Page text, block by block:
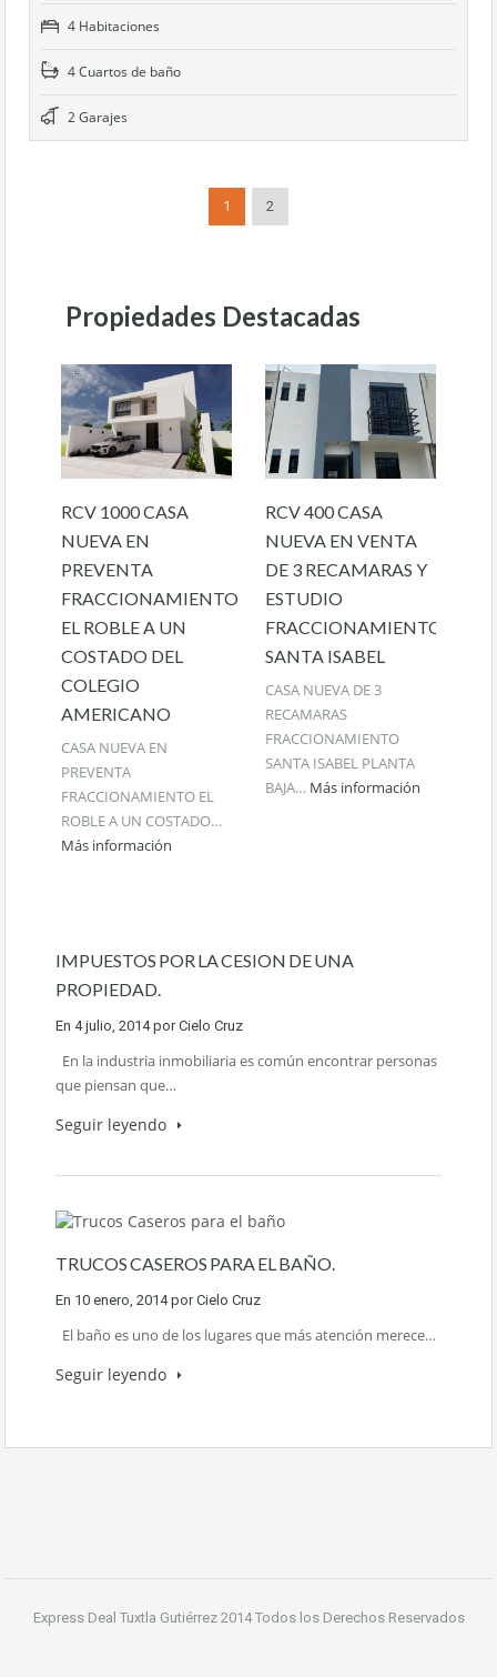
4 Habitaciones
4 Cuartos de baño
2 Garajes
1 2
Propiedades Destacadas
RCV 1000 CASA
NUEVA EN
PREVENTA
FRACCIONAMIENTO
EL ROBLE A UN
COSTADO DEL
COLEGIO
AMERICANO
CASA NUEVA EN
PREVENTA
FRACCIONAMIENTO EL
ROBLE A UN COSTADO…
Más información
RCV 400 CASA
NUEVA EN VENTA
DE 3 RECAMARAS Y
ESTUDIO
FRACCIONAMIENTO
SANTA ISABEL
CASA NUEVA DE 3
RECAMARAS
FRACCIONAMIENTO
SANTA ISABEL PLANTA
BAJA… Más información
IMPUESTOS POR LA CESION DE UNA
PROPIEDAD.
En 4 julio, 2014 porCielo Cruz
En la industria inmobiliaria es común encontrar personas
que piensan que…
Seguir leyendo
TRUCOS CASEROS PARA EL BAÑO.
En 10 enero, 2014 porCielo Cruz
El baño es uno de los lugares que más atención merece…
Seguir leyendo
Express Deal Tuxtla Gutiérrez 2014 Todos los Derechos Reservados